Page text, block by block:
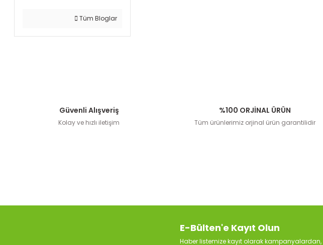
Tüm Bloglar
Güvenli Alışveriş
Kolay ve hızlı iletişim
%100 ORJİNAL ÜRÜN
Tüm ürünlerimiz orjinal ürün garantilidir
E-Bülten'e Kayıt Olun
Haber listemize kayıt olarak kampanyalardan,